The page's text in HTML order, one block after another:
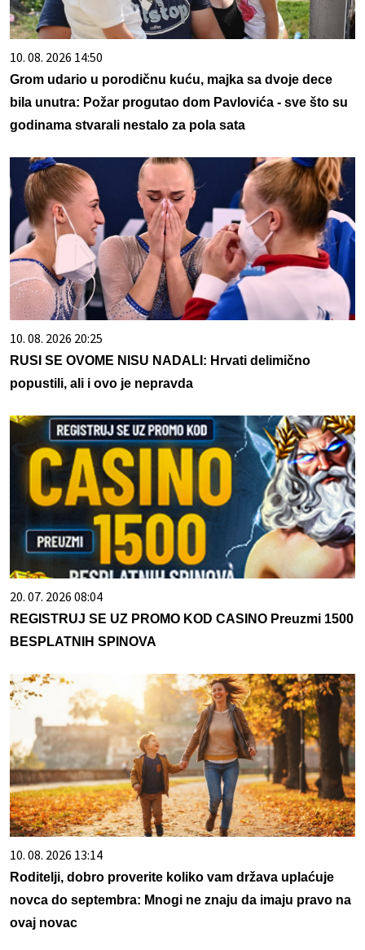
10. 08. 2026 14:50
Grom udario u porodičnu kuću, majka sa dvoje dece
bila unutra: Požar progutao dom Pavlovića - sve što su
godinama stvarali nestalo za pola sata
10. 08. 2026 20:25
RUSI SE OVOME NISU NADALI: Hrvati delimično
popustili, ali i ovo je nepravda
20. 07. 2026 08:04
REGISTRUJ SE UZ PROMO KOD CASINO Preuzmi 1500
BESPLATNIH SPINOVA
10. 08. 2026 13:14
Roditelji, dobro proverite koliko vam država uplaćuje
novca do septembra: Mnogi ne znaju da imaju pravo na
ovaj novac